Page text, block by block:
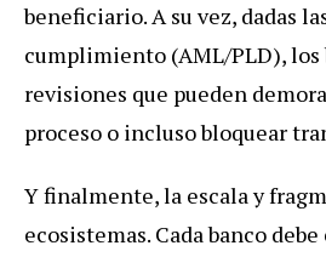
beneficiario. A su vez, dadas
cumplimiento (AML/PLD), los
revisiones que pueden
proceso o incluso bloquear
Y finalmente, la escala y
ecosistemas. Cada banco